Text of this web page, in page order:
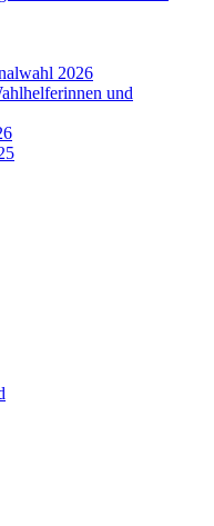
2026
und